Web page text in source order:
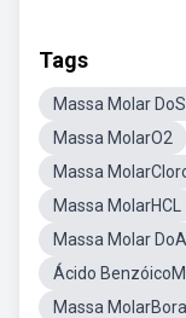
Tags
Massa Molar
Massa MolarO2
Massa
Massa MolarHCL
Massa Molar
Ácido
Massa